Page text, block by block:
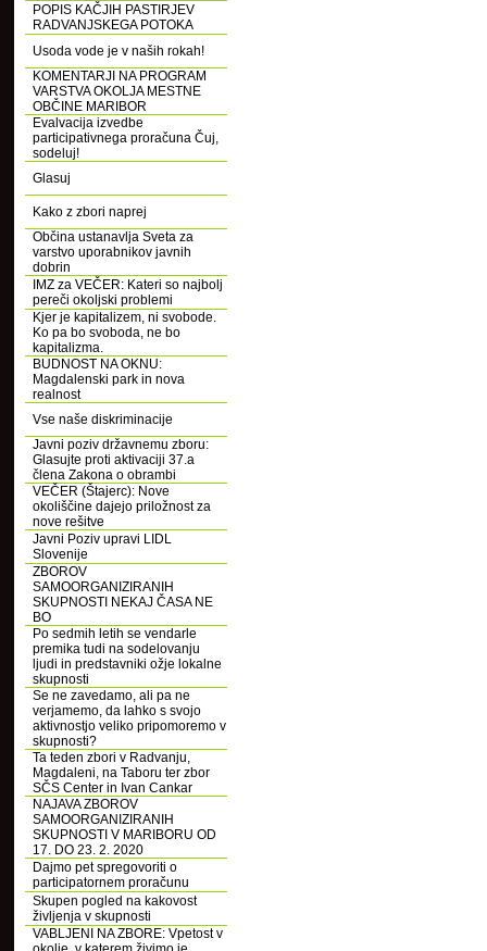
POPIS KAČJIH PASTIRJEV
RADVANJSKEGA POTOKA
Usoda vode je v naših rokah!
KOMENTARJI NA PROGRAM
VARSTVA OKOLJA MESTNE
OBČINE MARIBOR
Evalvacija izvedbe
participativnega proračuna Čuj,
sodeluj!
Glasuj
Kako z zbori naprej
Občina ustanavlja Sveta za
varstvo uporabnikov javnih
dobrin
IMZ za VEČER: Kateri so najbolj
pereči okoljski problemi
Kjer je kapitalizem, ni svobode.
Ko pa bo svoboda, ne bo
kapitalizma.
BUDNOST NA OKNU:
Magdalenski park in nova
realnost
Vse naše diskriminacije
Javni poziv državnemu zboru:
Glasujte proti aktivaciji 37.a
člena Zakona o obrambi
VEČER (Štajerc): Nove
okoliščine dajejo priložnost za
nove rešitve
Javni Poziv upravi LIDL
Slovenije
ZBOROV
SAMOORGANIZIRANIH
SKUPNOSTI NEKAJ ČASA NE
BO
Po sedmih letih se vendarle
premika tudi na sodelovanju
ljudi in predstavniki ožje lokalne
skupnosti
Se ne zavedamo, ali pa ne
verjamemo, da lahko s svojo
aktivnostjo veliko pripomoremo v
skupnosti?
Ta teden zbori v Radvanju,
Magdaleni, na Taboru ter zbor
SČS Center in Ivan Cankar
NAJAVA ZBOROV
SAMOORGANIZIRANIH
SKUPNOSTI V MARIBORU OD
17. DO 23. 2. 2020
Dajmo pet spregovoriti o
participatornem proračunu
Skupen pogled na kakovost
življenja v skupnosti
VABLJENI NA ZBORE: Vpetost v